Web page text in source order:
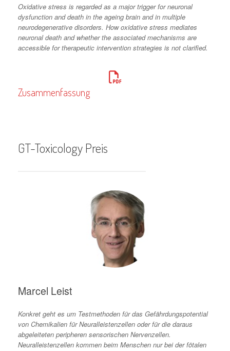
Oxidative stress is regarded as a major trigger for neuronal
dysfunction and death in the ageing brain and in multiple
neurodegenerative disorders. How oxidative stress mediates
neuronal death and whether the associated mechanisms are
accessible for therapeutic intervention strategies is not clarified.
Zusammenfassung
GT-Toxicology Preis
Marcel Leist
Konkret geht es um Testmethoden für das Gefährdungspotential
von Chemikalien für Neuralleistenzellen oder für die daraus
abgeleiteten peripheren sensorischen Nervenzellen.
Neuralleistenzellen kommen beim Menschen nur bei der fötalen